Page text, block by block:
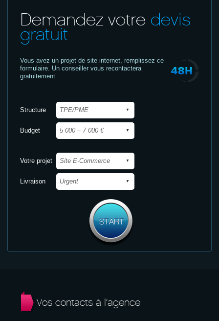
Demandez votre devis
gratuit
Vous avez un projet de site internet, remplissez ce
formulaire. Un conseiller vous recontactera
gratuitement.
Structure
Budget
Votre projet
Livraison
Vos contacts à l’agence